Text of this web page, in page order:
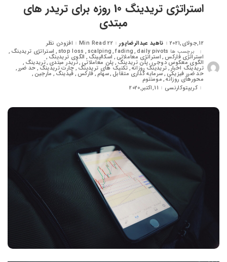
استراتژی تریدینگ 10 روزه برای تریدر های
مبتدی
12,جولای,2021 ارسال
شده
توسط
ناهید عبدالرضاپور 22 Min Read افزودن نظر
برچسب ها daily pivots
fading
scalping
stop loss استراتژی تریدینگ
استراتژی فارکس استراتژی معاملاتی اسکالپینگ الگوی تریدینگ
الگوی معکوس دوجی پلن تریدینگ پلن معاملاتی تریدر مبتدی تریدینگ
تریدینگ اخبار تریدینگ روزانه تکنیک های تریدینگ چارت تریدینگ حد ضرر
حد ضرر فیزیکی سرمایه گذاری متقابل سهام فارکس فیدینگ مارجین
محورهای روزانه مومنتوم
کریپتوکارنسی
11,اکتبر,2020